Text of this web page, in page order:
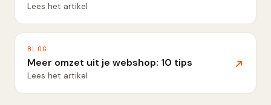
Lees het artikel
BLOG
Meer omzet uit je webshop: 10 tips
Lees het artikel